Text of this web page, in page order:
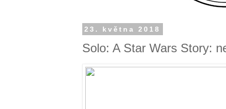
23. května 2018
Solo: A Star Wars Story: